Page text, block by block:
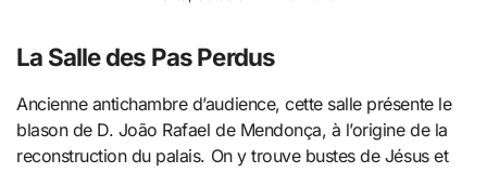
La Salle des Pas Perdus
Ancienne antichambre d’audience, cette salle présente le
blason de D. João Rafael de Mendonça, à l’origine de la
reconstruction du palais. On y trouve bustes de Jésus et